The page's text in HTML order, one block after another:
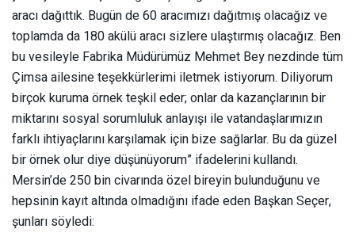
aracı dağıttık. Bugün de 60 aracımızı dağıtmış olacağız ve
toplamda da 180 akülü aracı sizlere ulaştırmış olacağız. Ben
bu vesileyle Fabrika Müdürümüz Mehmet Bey nezdinde tüm
Çimsa ailesine teşekkürlerimi iletmek istiyorum. Diliyorum
birçok kuruma örnek teşkil eder; onlar da kazançlarının bir
miktarını sosyal sorumluluk anlayışı ile vatandaşlarımızın
farklı ihtiyaçlarını karşılamak için bize sağlarlar. Bu da güzel
bir örnek olur diye düşünüyorum” ifadelerini kullandı.
Mersin’de 250 bin civarında özel bireyin bulunduğunu ve
hepsinin kayıt altında olmadığını ifade eden Başkan Seçer,
şunları söyledi: